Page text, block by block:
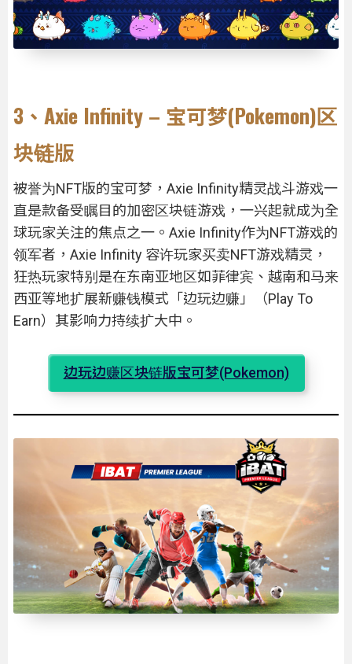
3、Axie Infinity – 宝可梦(Pokemon)区
块链版
被誉为NFT版的宝可梦，Axie Infinity精灵战斗游戏一
直是款备受瞩目的加密区块链游戏，一兴起就成为全
球玩家关注的焦点之一。Axie Infinity作为NFT游戏的
领军者，Axie Infinity 容许玩家买卖NFT游戏精灵，
狂热玩家特别是在东南亚地区如菲律宾、越南和马来
西亚等地扩展新赚钱模式「边玩边赚」（Play To
Earn）其影响力持续扩大中。
边玩边赚区块链版宝可梦(Pokemon)